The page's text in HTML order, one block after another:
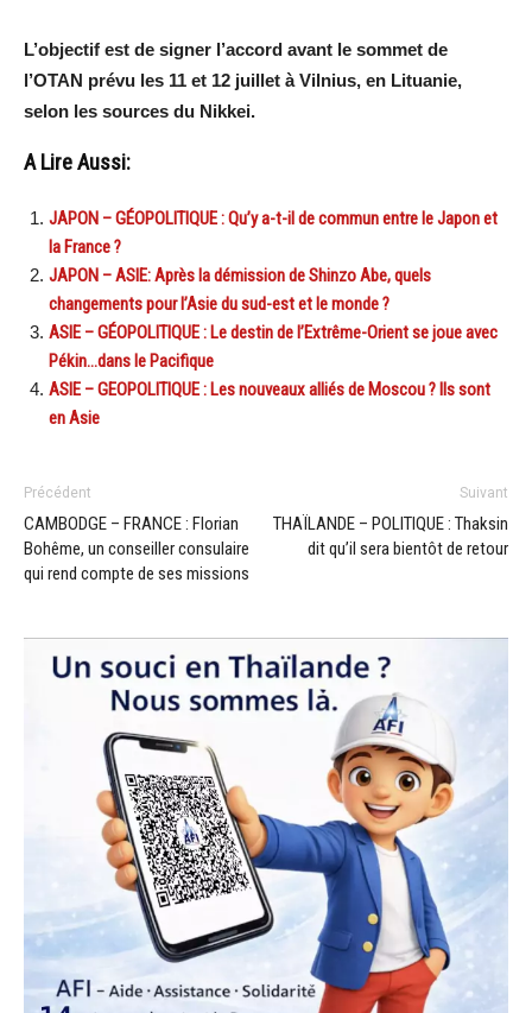
L’objectif est de signer l’accord avant le sommet de
l’OTAN prévu les 11 et 12 juillet à Vilnius, en Lituanie,
selon les sources du Nikkei.
A Lire Aussi:
JAPON – GÉOPOLITIQUE : Qu’y a-t-il de commun entre le Japon et
la France ?
JAPON – ASIE: Après la démission de Shinzo Abe, quels
changements pour l’Asie du sud-est et le monde ?
ASIE – GÉOPOLITIQUE : Le destin de l’Extrême-Orient se joue avec
Pékin…dans le Pacifique
ASIE – GEOPOLITIQUE : Les nouveaux alliés de Moscou ? Ils sont
en Asie
Précédent
CAMBODGE – FRANCE : Florian
Bohême, un conseiller consulaire
qui rend compte de ses missions
Suivant
THAÏLANDE – POLITIQUE : Thaksin
dit qu’il sera bientôt de retour